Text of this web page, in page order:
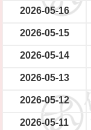
2026-05-16
2026-05-15
2026-05-14
2026-05-13
2026-05-12
2026-05-11